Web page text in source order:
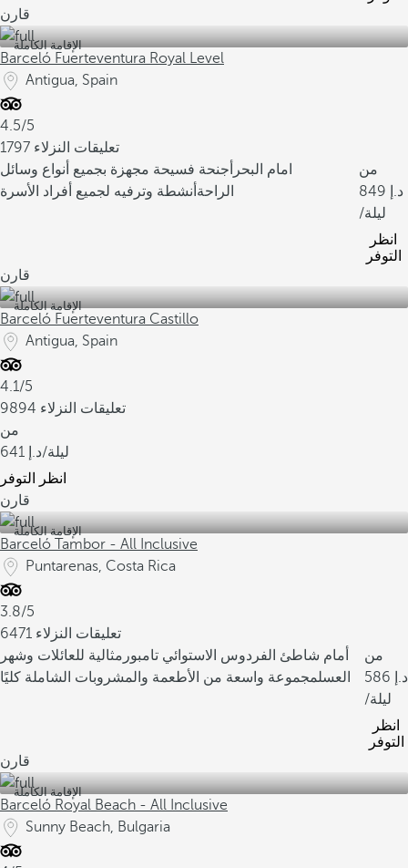
قارن
الإقامة الكاملة
Barceló Fuerteventura Royal Level
Antigua, Spain
4.5/5
1797 تعليقات النزلاء
امام البحر أجنحة فسيحة مجهزة بجميع أنواع وسائل
الراحة أنشطة وترفيه لجميع أفراد الأسرة
من
849
/ليلة
انظر
التوفر
قارن
الإقامة الكاملة
Barceló Fuerteventura Castillo
Antigua, Spain
4.1/5
9894 تعليقات النزلاء
من
641
/ليلة
انظر التوفر
قارن
الإقامة الكاملة
Barceló Tambor - All Inclusive
Puntarenas, Costa Rica
3.8/5
6471 تعليقات النزلاء
أمام شاطئ الفردوس الاستوائي تامبور مثالية للعائلات وشهر
العسلمجموعة واسعة من الأطعمة والمشروبات الشاملة كليًا
من
586
/ليلة
انظر
التوفر
قارن
الإقامة الكاملة
Barceló Royal Beach - All Inclusive
Sunny Beach, Bulgaria